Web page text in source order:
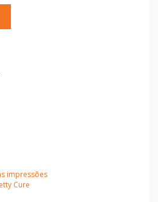
impressões
Cure